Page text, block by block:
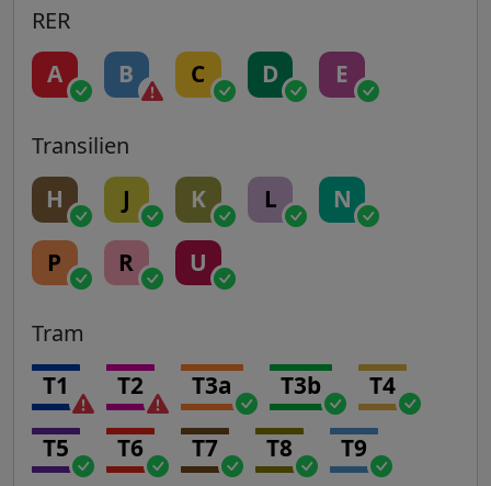
RER
A B C D E
Transilien
H J K L N
P R U
Tram
T1 T2 T3a T3b T4
T5 T6 T7 T8 T9